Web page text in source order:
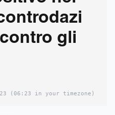
gli
(06:23 in your timezone)